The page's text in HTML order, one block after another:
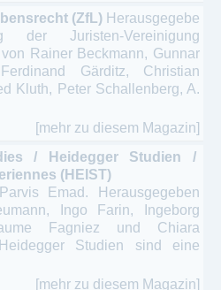
(ZfL) Herausgegebe
Juristen-Vereinigung
von Rainer Beckmann, Gunnar
Gärditz, Christian
Kluth, Peter Schallenberg, A.
[mehr zu diesem Magazin]
/ Heidegger Studien /
(HEIST)
Emad. Herausgegeben
Ingo Farin, Ingeborg
Fagniez und Chiara
Studien sind eine
[mehr zu diesem Magazin]